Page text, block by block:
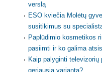
verslą
ESO kviečia Molėtų
susitikimus su
Paplūdimio kosmetikos
pasiimti ir ko galima
Kaip palyginti
geriausią variantą?